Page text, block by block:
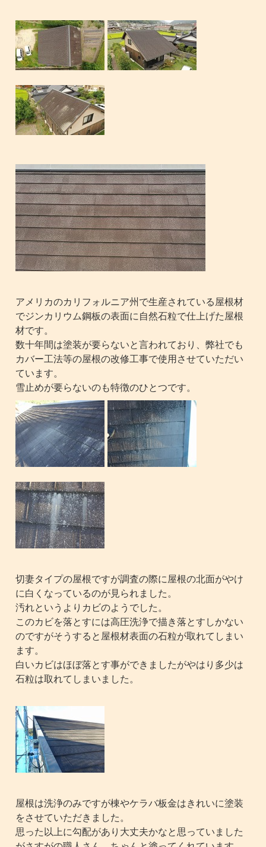
アメリカのカリフォルニア州で生産されている屋根材
でジンカリウム鋼板の表面に自然石粒で仕上げた屋根
材です。
数十年間は塗装が要らないと言われており、弊社でも
カバー工法等の屋根の改修工事で使用させていただい
ています。
雪止めが要らないのも特徴のひとつです。
切妻タイプの屋根ですが調査の際に屋根の北面がやけ
に白くなっているのが見られました。
汚れというよりカビのようでした。
このカビを落とすには高圧洗浄で描き落とすしかない
のですがそうすると屋根材表面の石粒が取れてしまい
ます。
白いカビはほぼ落とす事ができましたがやはり多少は
石粒は取れてしまいました。
屋根は洗浄のみですが棟やケラバ板金はきれいに塗装
をさせていただきました。
思った以上に勾配があり大丈夫かなと思っていました